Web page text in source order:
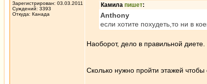
Зарегистрирован: 03.03.2011
Суждений: 3393
Откуда: Канада
Камила пишет:
Anthony
если хотите похудеть,то ни в
Наоборот, дело в правильной
Сколько нужно пройти этажей